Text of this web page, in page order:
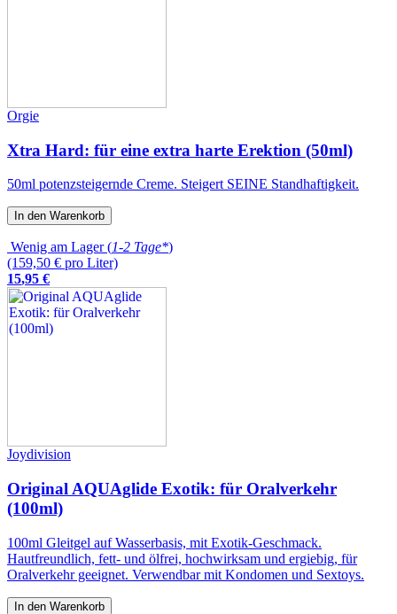
Orgie
Xtra Hard: für eine extra harte Erektion (50ml)
50ml potenzsteigernde Creme. Steigert SEINE Standhaftigkeit.
In den Warenkorb
Wenig am Lager (1-2 Tage*)
(159,50 € pro Liter)
15,95 €
Joydivision
Original AQUAglide Exotik: für Oralverkehr
(100ml)
100ml Gleitgel auf Wasserbasis, mit Exotik-Geschmack.
Hautfreundlich, fett- und ölfrei, hochwirksam und ergiebig, für
Oralverkehr geeignet. Verwendbar mit Kondomen und Sextoys.
In den Warenkorb